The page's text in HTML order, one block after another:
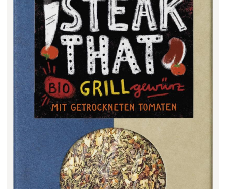
Weinkellerei Stift
Kremsmünster
Detail
Wildkraut Detail
KATEGORIE
Filter zurücksetzen